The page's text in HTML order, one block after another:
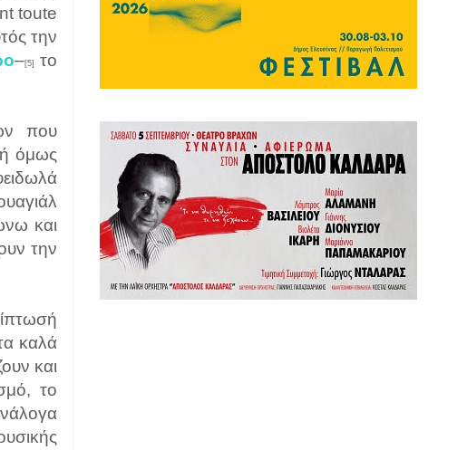
toute
την
–[5]
το
που
όμως
και
την
καλά
και
το